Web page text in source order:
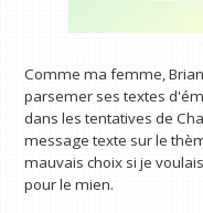
Comme ma femme,
parsemer ses textes
dans les tentatives de
message texte sur le
mauvais choix si je
pour le mien.